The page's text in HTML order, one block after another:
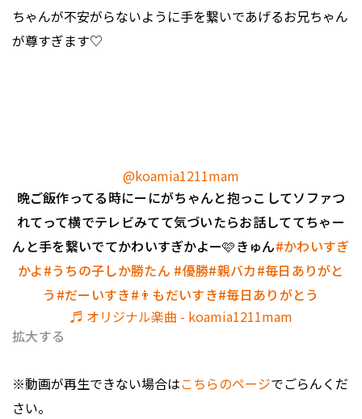
ちゃんが不安がらないように手を繋いであげるお兄ちゃん
が尊すぎます♡
@koamia1211mam
晩ご飯作ってる時にーにがちゃんと抱っこしてソファつ
れてって横でテレビみてて気づいたらお話しててちゃー
んと手を繋いでてかわいすぎかよー🩷きゅん#かわいすぎ
かよ#うちの子しか勝たん #優勝#親バカ#毎日ありがと
う #だーいすき#👨もだいすき#毎日ありがとう
♬ オリジナル楽曲 - koamia1211mam
拡大する
※動画が再生できない場合はこちらのページでごらんくだ
さい。